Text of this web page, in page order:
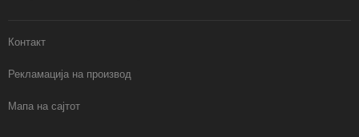
Контакт
Рекламација на производ
Мапа на сајтот